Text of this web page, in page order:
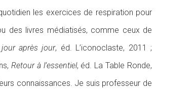
les exercices de respiration pour
des livres médiatisés, comme ceux de
après jour, éd. L’iconoclaste, 2011 ;
Retour à l’essentiel, éd. La Table Ronde,
connaissances. Je suis professeur de